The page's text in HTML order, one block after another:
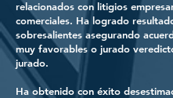
relacionados con litigios
comerciales. Ha logrado
sobresalientes asegurando
muy favorables o jurado
jurado.
Ha obtenido con éxito